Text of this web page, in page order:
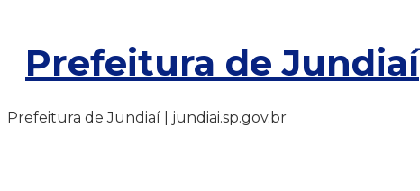
Prefeitura de Jundiaí
Prefeitura de Jundiaí | jundiai.sp.gov.br